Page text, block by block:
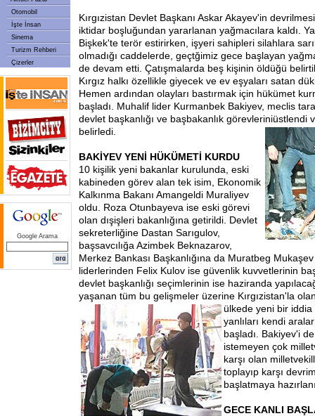
Otomobil
İşte İnsan
Sinema
Turizm Rehberi
Çizerler
Google Arama
Kırgızistan Devlet Başkanı Askar Akayev'in
iktidar boşluğundan yararlanan yağmacılara kaldı.
Bişkek'te terör estirirken, işyeri sahipleri silahlara
olmadığı caddelerde, geçtğimiz gece başlayan
de devam etti. Çatışmalarda beş kişinin öldüğü
Kırgız halkı özellikle giyecek ve ev eşyaları satan
Hemen ardından olayları bastırmak için hükümet
başladı. Muhalif lider Kurmanbek Bakiyev, meclis
devlet başkanlığı ve başbakanlık görevleriniüstlendi
belirledi.
BAKİYEV YENİ HÜKÜMETİ KURDU
10 kişilik yeni bakanlar kurulunda, eski
kabineden görev alan tek isim, Ekonomik
Kalkınma Bakanı Amangeldi Muraliyev
oldu. Roza Otunbayeva ise eski görevi
olan dışişleri bakanlığına getirildi. Devlet
sekreterliğine Dastan Sarıgulov,
başsavcılığa Azimbek Beknazarov,
Merkez Bankası Başkanlığına da Muratbeg
liderlerinden Felix Kulov ise güvenlik kuvvetlerinin
devlet başkanlığı seçimlerinin ise haziranda
yaşanan tüm bu gelişmeler üzerine Kırgızistan'la olan
ülkede yeni bir iddia
yanlıları kendi
başladı. Bakiyev'i
istemeyen çok
karşı olan
toplayıp karşı
başlatmaya
GECE KANLI